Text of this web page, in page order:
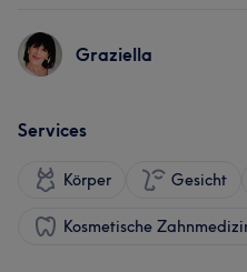
Graziella
Services
Körper Gesicht
Kosmetische